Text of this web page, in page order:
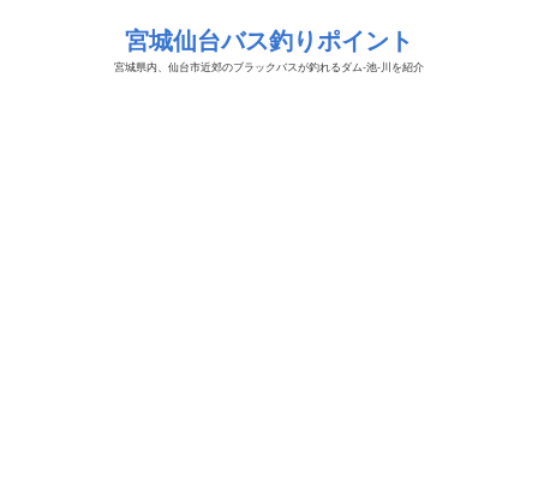
宮城仙台バス釣りポイント
宮城県内、仙台市近郊のブラックバスが釣れるダム-池-川を紹介